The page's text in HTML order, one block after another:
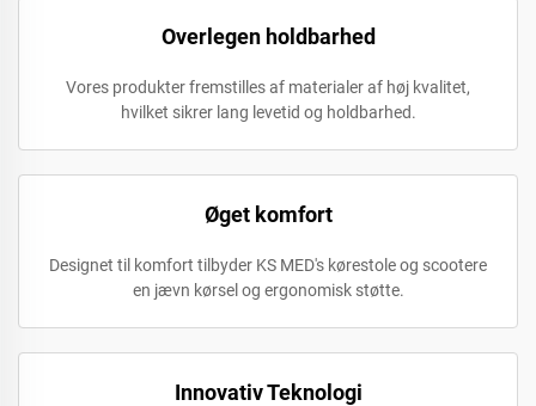
Overlegen holdbarhed
Vores produkter fremstilles af materialer af høj kvalitet,
hvilket sikrer lang levetid og holdbarhed.
Øget komfort
Designet til komfort tilbyder KS MED's kørestole og scootere
en jævn kørsel og ergonomisk støtte.
Innovativ Teknologi